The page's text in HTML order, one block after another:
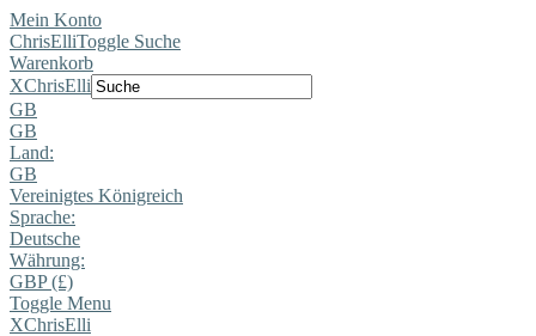
Mein Konto
ChrisElliToggle Suche
Warenkorb
XChrisElli
GB
GB
Land:
GB
Vereinigtes Königreich
Sprache:
Deutsche
Währung:
GBP (£)
Toggle Menu
XChrisElli